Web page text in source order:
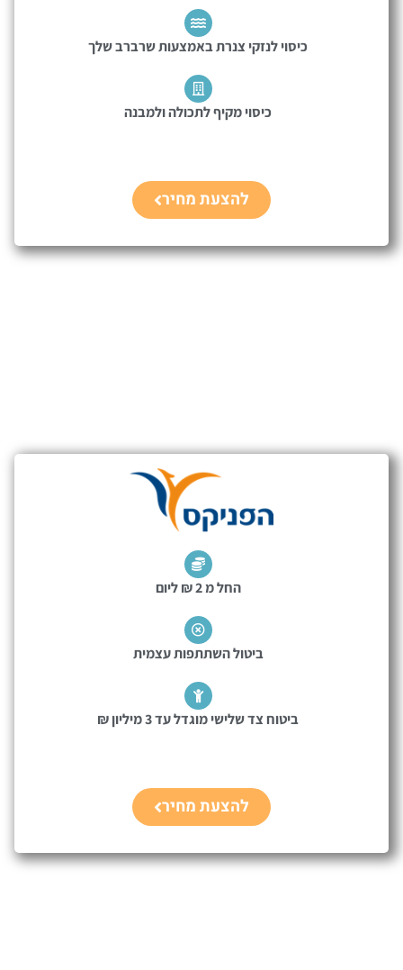
כיסוי לנזקי צנרת באמצעות שרברב שלך
כיסוי מקיף לתכולה ולמבנה
להצעת מחיר
החל מ 2 ₪ ליום
ביטול השתתפות עצמית
ביטוח צד שלישי מוגדל עד 3 מיליון ₪
להצעת מחיר